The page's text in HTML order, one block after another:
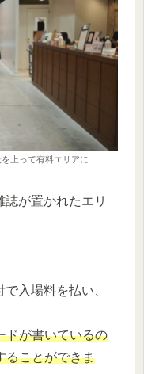
上って有料エリアに
が置かれたエリ
入場料を払い、
ドが書いているの
ることができま